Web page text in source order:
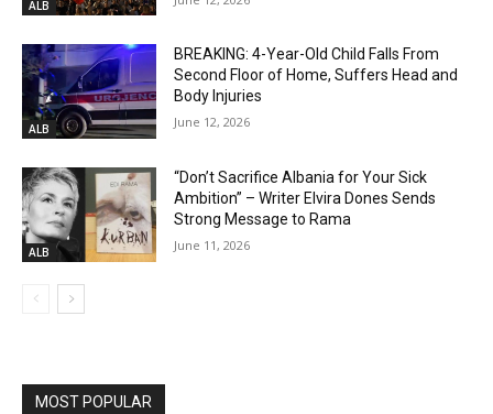
ALB
ALB
BREAKING: 4-Year-Old Child Falls From
Second Floor of Home, Suffers Head and
Body Injuries
June 12, 2026
ALB
“Don’t Sacrifice Albania for Your Sick
Ambition” – Writer Elvira Dones Sends
Strong Message to Rama
June 11, 2026
MOST POPULAR